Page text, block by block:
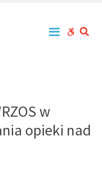
WCAG
w
opieki nad